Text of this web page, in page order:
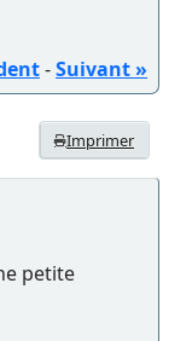
-Suivant »
Imprimer
petite